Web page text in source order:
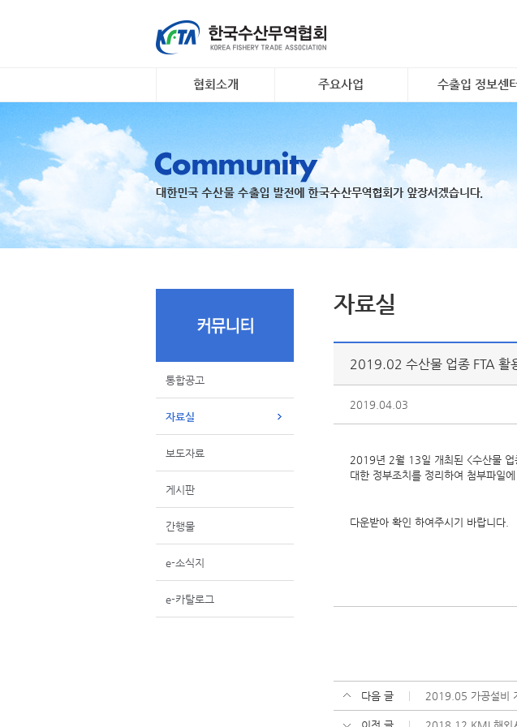
협회소개
조직도
회원명부
유관기관·사업
주요사업
대일 김 수출 촉진 사업
리스크안전망 구축
수출기업 맞춤형 해외시
장조사
K- 씨푸드 인바운드 마케
지원
수출입 정보센터
무역관련 정보연계
통합공고
자료실
보도자료
게시판
간행물
e-소식지
e-카탈로그
자료실
2019.02 수산물 업종 FTA 활
2019.04.03
2019년 2월 13일 개최된 <수산물 업
대한 정부조치를 정리하여 첨부파일에
다운받아 확인 하여주시기 바랍니다.
다음 글 2019.05 가공설비